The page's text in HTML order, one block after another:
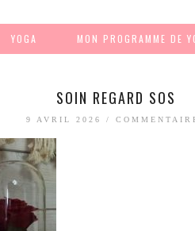
YOGA MON PROGRAMME DE
SOIN REGARD SOS
9 AVRIL 2026 /